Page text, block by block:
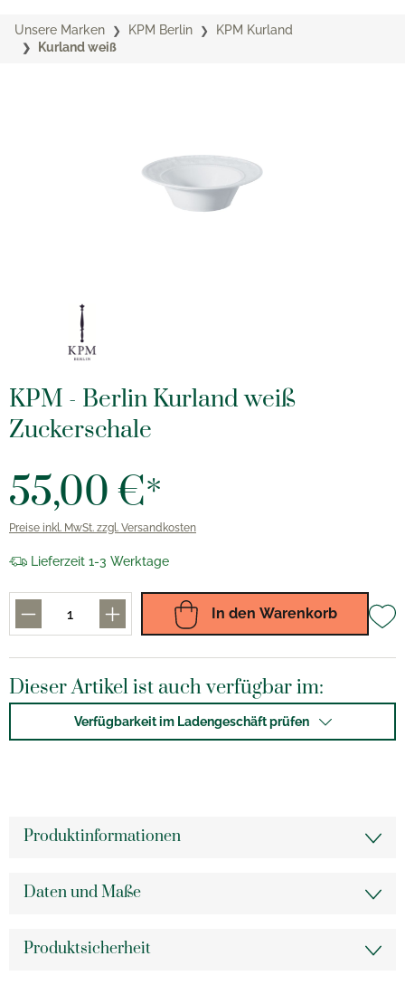
Unsere Marken KPM Berlin
KPM Kurland
Kurland weiß
KPM - Berlin Kurland weiß
Zuckerschale
55,00 €*
Preise inkl. MwSt. zzgl. Versandkosten
Lieferzeit 1-3 Werktage
In den Warenkorb
Dieser Artikel ist auch verfügbar im:
Verfügbarkeit im Ladengeschäft prüfen
Produktinformationen
Daten und Maße
Produktsicherheit